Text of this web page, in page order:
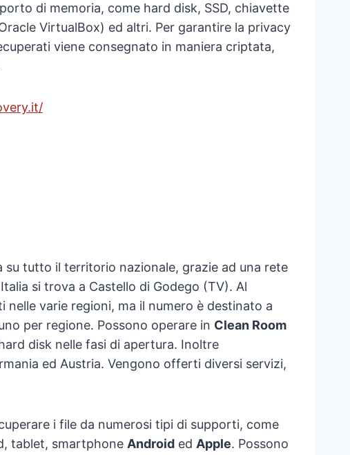
di memoria, come hard disk, SSD, chiavette
VirtualBox) ed altri. Per garantire la privacy
viene consegnato in maniera criptata,
su tutto il territorio nazionale, grazie ad una rete
si trova a Castello di Godego (TV). Al
varie regioni, ma il numero è destinato a
per regione. Possono operare in Clean Room
disk nelle fasi di apertura. Inoltre
ed Austria. Vengono offerti diversi servizi,
i file da numerosi tipi di supporti, come
tablet, smartphone Androided Apple. Possono